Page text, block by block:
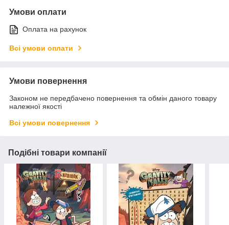
Умови оплати
Оплата на рахунок
Всі умови оплати
Умови повернення
Законом не передбачено повернення та обмін даного товару
належної якості
Всі умови повернення
Подібні товари компанії